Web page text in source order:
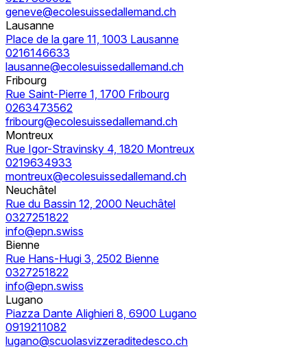
geneve@ecolesuissedallemand.ch
Lausanne
Place de la gare 11, 1003 Lausanne
0216146633
lausanne@ecolesuissedallemand.ch
Fribourg
Rue Saint-Pierre 1, 1700 Fribourg
0263473562
fribourg@ecolesuissedallemand.ch
Montreux
Rue Igor-Stravinsky 4, 1820 Montreux
0219634933
montreux@ecolesuissedallemand.ch
Neuchâtel
Rue du Bassin 12, 2000 Neuchâtel
0327251822
info@epn.swiss
Bienne
Rue Hans-Hugi 3, 2502 Bienne
0327251822
info@epn.swiss
Lugano
Piazza Dante Alighieri 8, 6900 Lugano
0919211082
lugano@scuolasvizzeraditedesco.ch